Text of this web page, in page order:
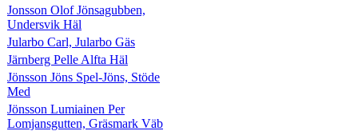
Jonsson Olof Jönsagubben,
Undersvik Häl
Jularbo Carl, Jularbo Gäs
Järnberg Pelle Alfta Häl
Jönsson Jöns Spel-Jöns, Stöde
Med
Jönsson Lumiainen Per
Lomjansgutten, Gräsmark Väb